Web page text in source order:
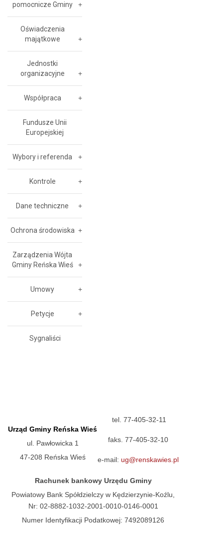
pomocnicze Gminy
Oświadczenia
majątkowe
Jednostki
organizacyjne
Współpraca
Fundusze Unii
Europejskiej
Wybory i referenda
Kontrole
Dane techniczne
Ochrona środowiska
Zarządzenia Wójta
Gminy Reńska Wieś
Umowy
Petycje
Sygnaliści
Urząd Gminy Reńska Wieś
ul. Pawłowicka 1
47-208 Reńska Wieś
tel. 77-405-32-11
faks. 77-405-32-10
e-mail: ug@renskawies.pl
Rachunek bankowy Urzędu Gminy
Powiatowy Bank Spółdzielczy w Kędzierzynie-Koźlu,
Nr: 02-8882-1032-2001-0010-0146-0001
Numer Identyfikacji Podatkowej: 7492089126